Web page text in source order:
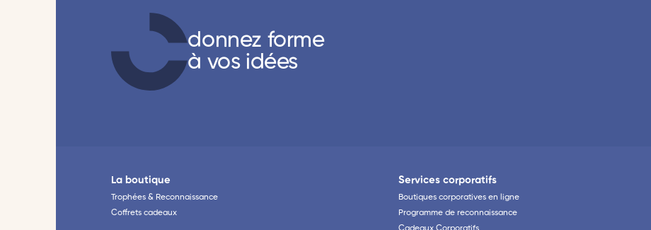
donnez forme
à vos idées
La boutique
Trophées & Reconnaissance
Coffrets cadeaux
Services corporatifs
Boutiques corporatives en ligne
Programme de reconnaissance